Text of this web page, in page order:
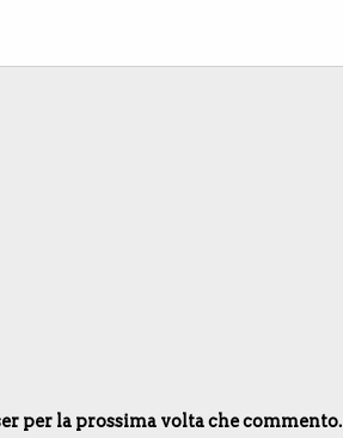
per la prossima volta che commento.